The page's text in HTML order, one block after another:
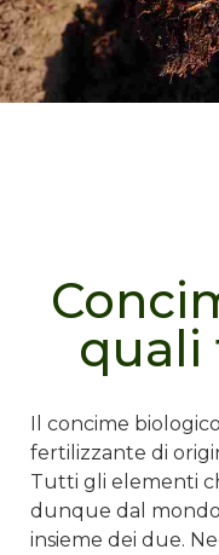
quali
Il concime
fertilizzante di
Tutti gli elementi
dunque dal
insieme dei due.